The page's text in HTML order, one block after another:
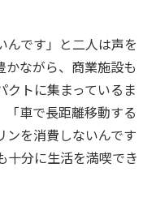
です」と二人は声を
かながら、商業施設も
クトに集まっているま
「車で長距離移動する
ンを消費しないんです
十分に生活を満喫でき